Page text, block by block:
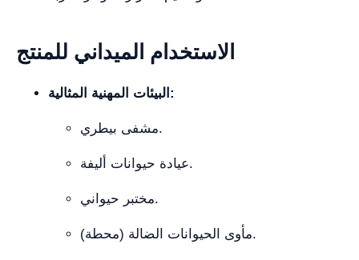
الاستخدام الميداني للمنتج
البيئات المهنية المثالية:
مشفى بيطري.
عيادة حيوانات أليفة.
مختبر حيواني.
مأوى الحيوانات الضالة (محطة).